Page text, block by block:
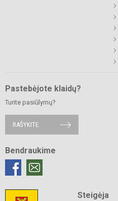
Pastebėjote klaidų?
Turite pasiūlymų?
RAŠYKITE
Bendraukime
Steigėja